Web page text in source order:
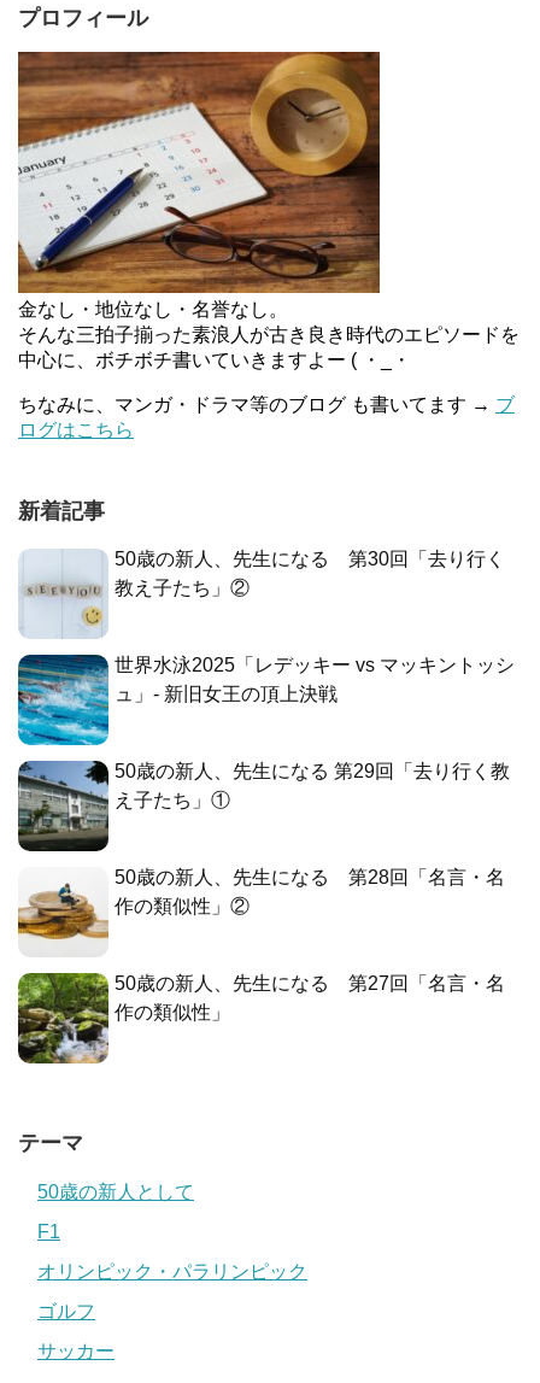
プロフィール
金なし・地位なし・名誉なし。
そんな三拍子揃った素浪人が古き良き時代のエピソードを
中心に、ボチボチ書いていきますよー ( ・_・
ちなみに、マンガ・ドラマ等のブログ も書いてます → ブ
ログはこちら
新着記事
50歳の新人、先生になる 第30回「去り行く
教え子たち」②
世界水泳2025「レデッキー vs マッキントッシ
ュ」- 新旧女王の頂上決戦
50歳の新人、先生になる 第29回「去り行く教
え子たち」①
50歳の新人、先生になる 第28回「名言・名
作の類似性」②
50歳の新人、先生になる 第27回「名言・名
作の類似性」
テーマ
50歳の新人として
F1
オリンピック・パラリンピック
ゴルフ
サッカー